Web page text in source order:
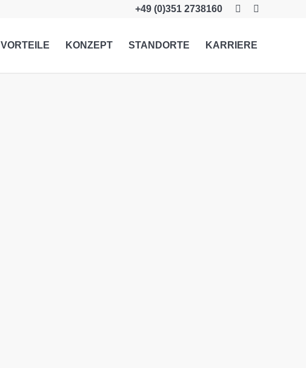
+49 (0)351 2738160
VORTEILE KONZEPT STANDORTE KARRIERE